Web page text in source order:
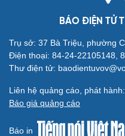
BÁO ĐIỆN TỬ
Trụ sở: 37 Bà Triệu, phường
Điện thoại: 84-24-22105148,
Thư điện tử:
Liên hệ quảng cáo, phát
Báo giá quảng cáo
Báo in